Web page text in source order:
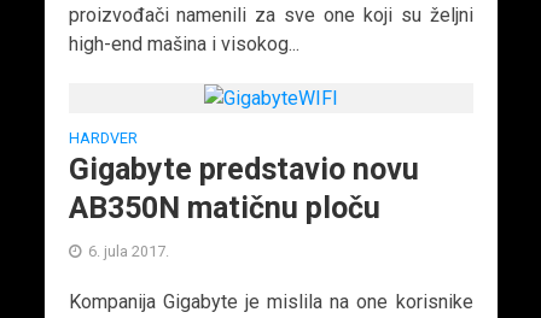
proizvođači namenili za sve one koji su željni
high-end mašina i visokog...
HARDVER
Gigabyte predstavio novu
AB350N matičnu ploču
6. jula 2017.
Kompanija Gigabyte je mislila na one korisnike